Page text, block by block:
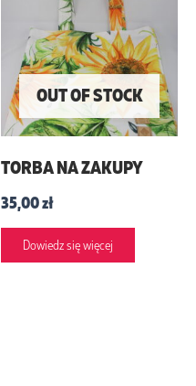
OUT OF STOCK
TORBA NA ZAKUPY
35,00zł
Dowiedz się więcej